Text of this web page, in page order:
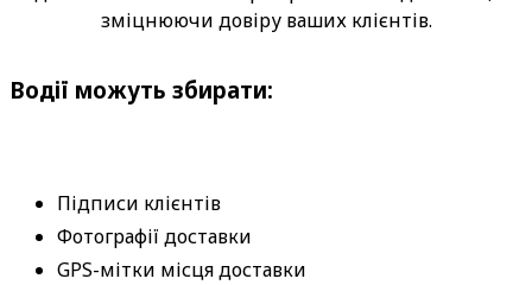
зміцнюючи довіру ваших клієнтів.
Водії можуть збирати:
Підписи клієнтів
Фотографії доставки
GPS-мітки місця доставки